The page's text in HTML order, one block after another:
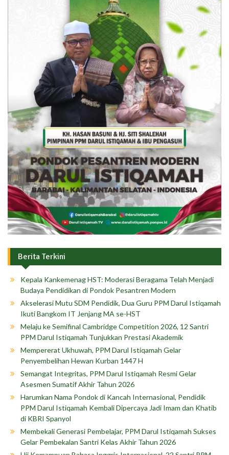
Berita Terkini
Kepala Kankemenag HST: Moderasi Beragama Telah Menjadi
Budaya Pendidikan di Pondok Pesantren Modern
Akselerasi Mutu SDM Pendidik, Dua Guru PPM Darul Istiqamah
Ikuti Bangkom IT Jenjang MA se-HST
Melaju ke Semifinal Cambridge Competition 2026, 12 Santri
PPM Darul Istiqamah Tunjukkan Prestasi Akademik
Mempererat Ukhuwah, PPM Darul Istiqamah Gelar
Penyembelihan Hewan Kurban 1447 H
Semangat Integritas, PPM Darul Istiqamah Resmi Gelar
Asesmen Sumatif Akhir Tahun 2026
Harumkan Nama Pondok di Kancah Internasional, Pendidik
PPM Darul Istiqamah Kembali Dipercaya Jadi Imam dan Khatib
di KBRI Spanyol
Membekali Generasi Pembelajar, PPM Darul Istiqamah Sukses
Gelar Pembekalan Santri Kelas Akhir Tahun 2026